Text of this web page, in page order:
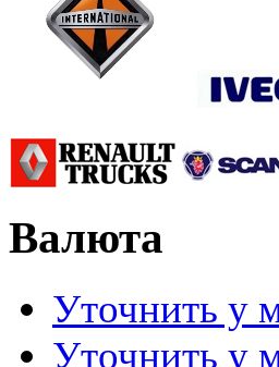
Валюта
Уточнить у
Уточнить у